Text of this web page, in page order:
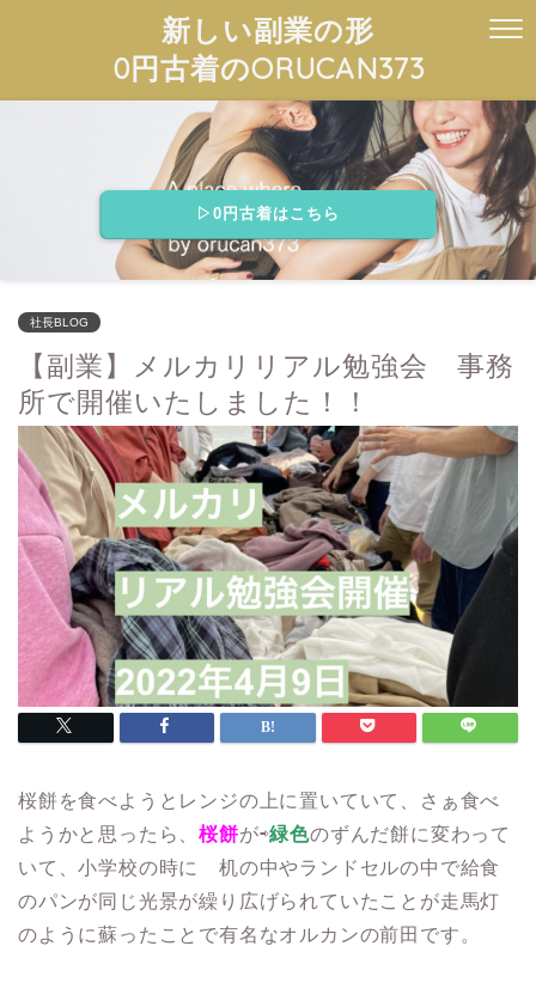
新しい副業の形
0円古着のORUCAN373
▷0円古着はこちら
社長BLOG
【副業】メルカリリアル勉強会 事務
所で開催いたしました！！
桜餅を食べようとレンジの上に置いていて、さぁ食べ
ようかと思ったら、桜餅が⇨緑色のずんだ餅に変わって
いて、小学校の時に 机の中やランドセルの中で給食
のパンが同じ光景が繰り広げられていたことが走馬灯
のように蘇ったことで有名なオルカンの前田です。